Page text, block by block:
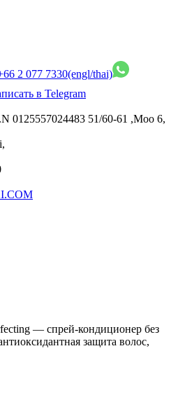
2 077 7330(engl/thai)
в Telegram
0125557024483 51/60-61 ,Moo 6,
— спрей-кондиционер без
защита волос,